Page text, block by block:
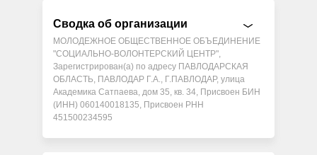
Сводка об организации
МОЛОДЕЖНОЕ ОБЩЕСТВЕННОЕ ОБЪЕДИНЕНИЕ
"СОЦИАЛЬНО-ВОЛОНТЕРСКИЙ ЦЕНТР",
Зарегистрирован(а) по адресу ПАВЛОДАРСКАЯ
ОБЛАСТЬ, ПАВЛОДАР Г.А., Г.ПАВЛОДАР, улица
Академика Сатпаева, дом 35, кв. 34, Присвоен БИН
(ИНН) 060140018135, Присвоен РНН
451500234595